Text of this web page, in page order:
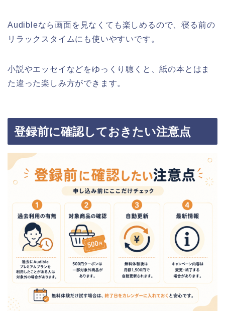
Audibleなら画面を見なくても楽しめるので、寝る前の
リラックスタイムにも使いやすいです。
小説やエッセイなどをゆっくり聴くと、紙の本とはま
た違った楽しみ方ができます。
登録前に確認しておきたい注意点